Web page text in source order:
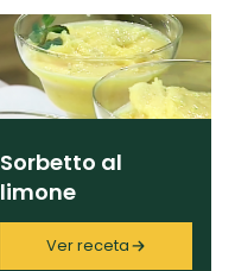
Sorbetto al
limone
Ver receta